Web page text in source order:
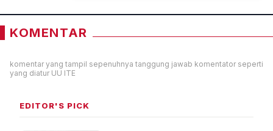
KOMENTAR
komentar yang tampil sepenuhnya tanggung jawab komentator seperti
yang diatur UU ITE
EDITOR'S PICK